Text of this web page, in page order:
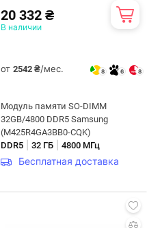
20 332 ₴
В наличии
от 2542 ₴/мес. 8 6 8
Модуль памяти SO-DIMM
32GB/4800 DDR5 Samsung
(M425R4GA3BB0-CQK)
DDR5
32 ГБ 4800 МГц
Бесплатная доставка